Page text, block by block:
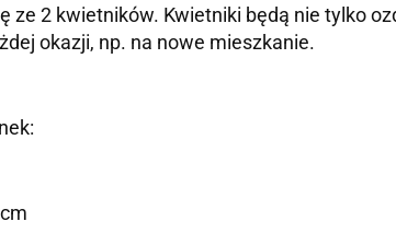
2 kwietników. Kwietniki będą nie tylko
okazji, np. na nowe mieszkanie.